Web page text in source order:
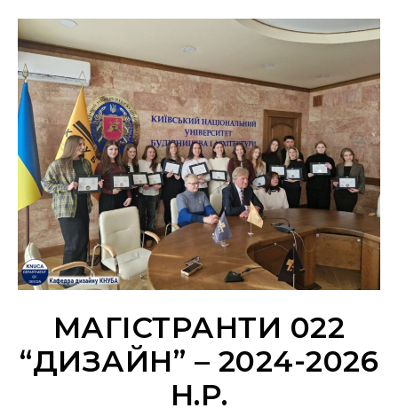
МАГІСТРАНТИ 022
“ДИЗАЙН” – 2024-2026
Н.Р.